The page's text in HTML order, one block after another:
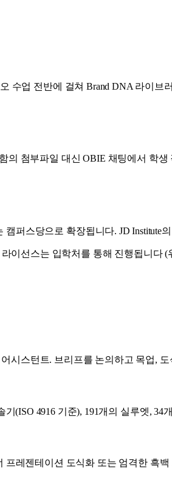
수업 전반에 걸쳐 Brand DNA 라이
첨부파일 대신 OBIE 채팅에서 학
퍼스당으로 확장됩니다. JD Institute
이선스는 입학처를 통해 진행됩니다 (
시스턴트. 브리프를 논의하고 목업,
(ISO 4916 기준), 191개의 실루엣,
레젠테이션 도식화 또는 엄격한 흑